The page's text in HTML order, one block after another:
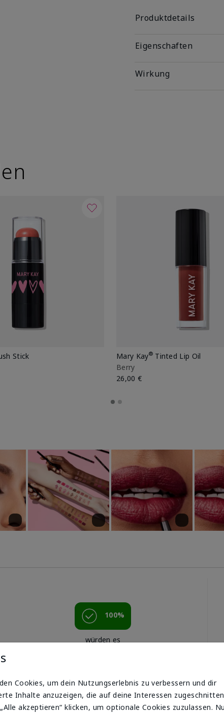
Produktdetails
Eigenschaften
Wirkung
Stick
Mary Kay®Tinted Lip Oil
Berry
26,00 €
100%
würden es
Cookies, um dein Nutzungserlebnis zu verbessern und dir
Inhalte anzuzeigen, die auf deine Interessen
akzeptieren“ klicken, um optionale Cookies zuzulassen.